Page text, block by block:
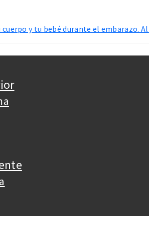
cuerpo y tu bebé durante el embarazo.